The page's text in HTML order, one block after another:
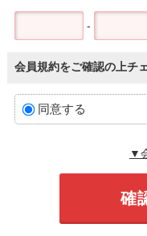
-
会員規約をご確認の上チ
同意する
▼